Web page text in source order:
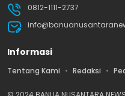
0812-1111-2737
Informasi
Tentang Kami Redaksi